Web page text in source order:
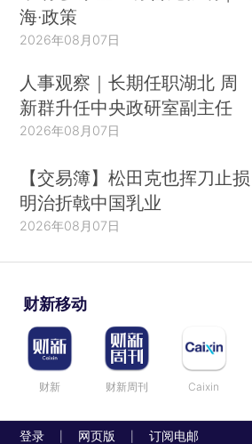
海·政策
2026年08月07日
人事观察｜长期任职湖北 周
新群升任中央政研室副主任
2026年08月07日
【交易簿】松田克也挥刀止损
明治折戟中国乳业
2026年08月07日
财新移动
财新 财新周刊 Caixin
登录 网页版 订阅电邮